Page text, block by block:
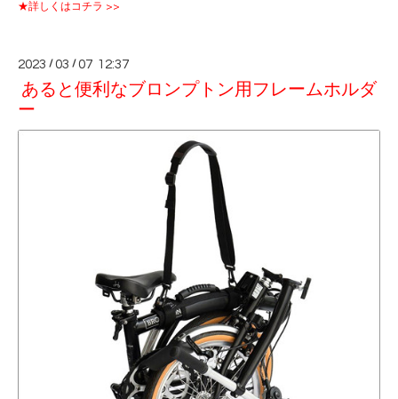
★詳しくはコチラ >>
2023 /03 /07 12:37
あると便利なブロンプトン用フレームホルダ
ー